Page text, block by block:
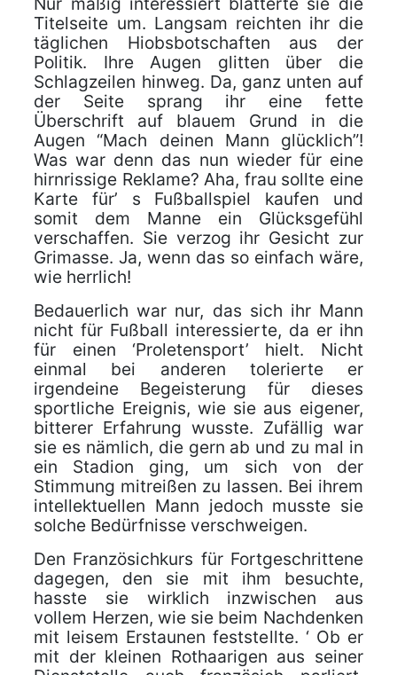
Titelseite um. Langsam reichten ihr die
täglichen Hiobsbotschaften aus der
Politik. Ihre Augen glitten über die
Schlagzeilen hinweg. Da, ganz unten auf
der Seite sprang ihr eine fette
Überschrift auf blauem Grund in die
Augen “Mach deinen Mann glücklich”!
Was war denn das nun wieder für eine
hirnrissige Reklame? Aha, frau sollte eine
Karte für’ s Fußballspiel kaufen und
somit dem Manne ein Glücksgefühl
verschaffen. Sie verzog ihr Gesicht zur
Grimasse. Ja, wenn das so einfach wäre,
wie herrlich!
Bedauerlich war nur, das sich ihr Mann
nicht für Fußball interessierte, da er ihn
für einen ‘Proletensport’ hielt. Nicht
einmal bei anderen tolerierte er
irgendeine Begeisterung für dieses
sportliche Ereignis, wie sie aus eigener,
bitterer Erfahrung wusste. Zufällig war
sie es nämlich, die gern ab und zu mal in
ein Stadion ging, um sich von der
Stimmung mitreißen zu lassen. Bei ihrem
intellektuellen Mann jedoch musste sie
solche Bedürfnisse verschweigen.
Den Französichkurs für Fortgeschrittene
dagegen, den sie mit ihm besuchte,
hasste sie wirklich inzwischen aus
vollem Herzen, wie sie beim Nachdenken
mit leisem Erstaunen feststellte. ‘ Ob er
mit der kleinen Rothaarigen aus seiner